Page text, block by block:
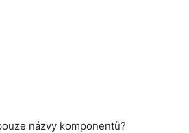
názvy komponentů?